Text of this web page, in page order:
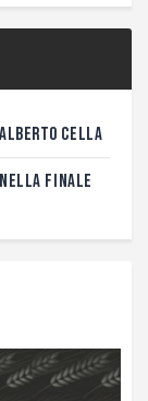
CELLA
FINALE